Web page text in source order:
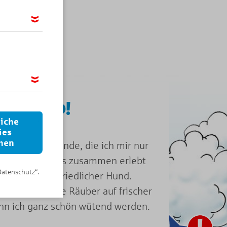
Nero!
besten Freunde, die ich mir nur
wir schon alles zusammen erlebt
ein ganz friedlicher Hund.
und seine Räuber auf frischer
ich ganz schön wütend werden.
Adresse